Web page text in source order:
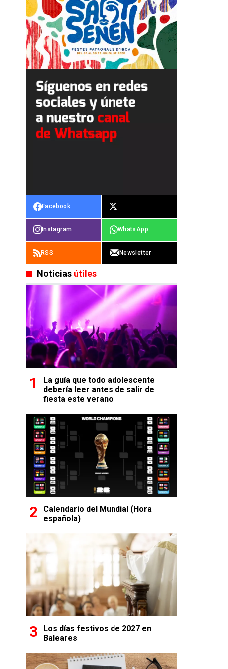
Facebook
Instagram WhatsApp
RSS Newsletter
Noticias útiles
La guía que todo adolescente
debería leer antes de salir de
fiesta este verano
Calendario del Mundial (Hora
española)
Los días festivos de 2027 en
Baleares